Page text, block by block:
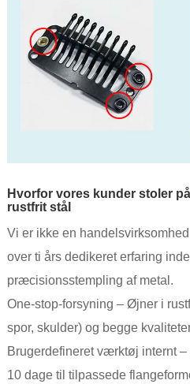
Hvorfor vores kunder stoler
rustfrit stål
Vi er ikke en
over ti års dedikeret erfaring
præcisionsstempling af metal.
One-stop-forsyning – Øjner i
spor, skulder) og begge
Brugerdefineret værktøj internt
10 dage til tilpassede